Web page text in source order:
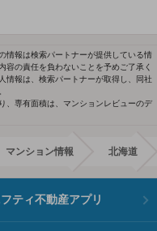
情報は検索パートナーが提供している情
容の責任を負わないことを予めご了承く
情報は、検索パートナーが取得し、同社
、専有面積は、マンションレビューのデ
マンション情報 北海道
ティ不動産アプリ